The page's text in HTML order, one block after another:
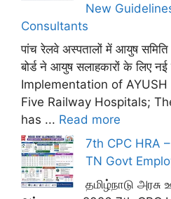
New
Consultants
पांच रेलवे अस्पतालों में आयुष समिति
बोर्ड ने आयुष सलाहकारों के लिए नई
Implementation of
Five Railway Hospitals;
has ... Read more
7th CPC HRA
TN Govt
தமிழ்நாடு